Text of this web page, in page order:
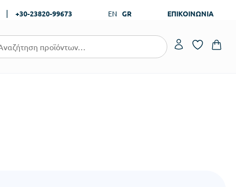
| +30-23820-99673 EN GR ΕΠΙΚΟΙΝΩΝΙΑ